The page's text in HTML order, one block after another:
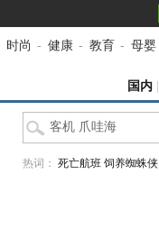
时尚 - 健康 - 教育 - 母婴
国内
热词： 死亡航班 饲养蜘蛛侠